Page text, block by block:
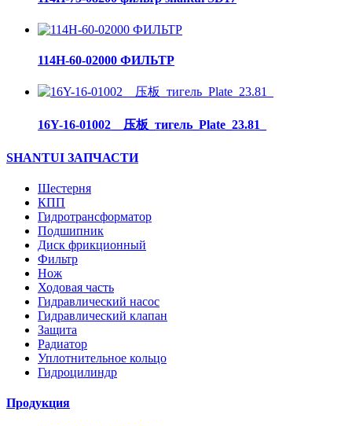
114H-60-02000 ФИЛЬТР
16Y-16-01002__压板_тигель_Plate_23.81_
SHANTUI ЗАПЧАСТИ
Шестерня
КПП
Гидротрансформатор
Подшипник
Диск фрикционный
Фильтр
Нож
Ходовая часть
Гидравлический насос
Гидравлический клапан
Защита
Радиатор
Уплотнительное кольцо
Гидроцилиндр
Продукция